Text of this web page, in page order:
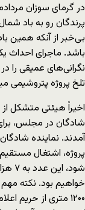
در گرمای سوزان
پرندگان رو به باد
بی‌خبر از آنکه همین
باشد. ماجرای احداث
نگرانی‌های عمیقی را
تلخ پروژه پتروشیمی
اخیراً هیئتی متشکل
شادگان در مجلس،
آمدند. نماینده
خواهیم بود. نکته
۱۲۰۰ متری از